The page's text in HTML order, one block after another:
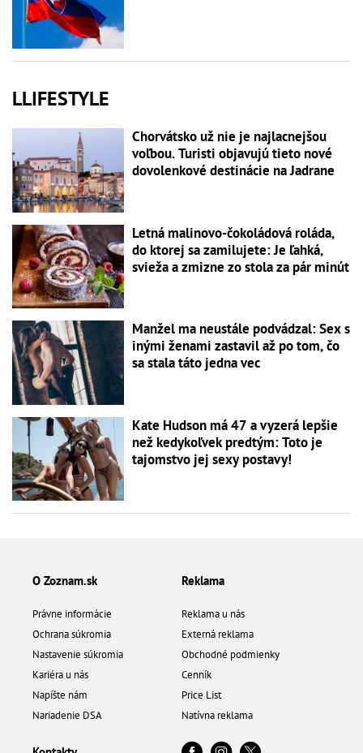
LLIFESTYLE
Chorvátsko už nie je najlacnejšou
voľbou. Turisti objavujú tieto nové
dovolenkové destinácie na Jadrane
Letná malinovo-čokoládová roláda,
do ktorej sa zamilujete: Je ľahká,
svieža a zmizne zo stola za pár minút
Manžel ma neustále podvádzal: Sex s
inými ženami zastavil až po tom, čo
sa stala táto jedna vec
Kate Hudson má 47 a vyzerá lepšie
než kedykoľvek predtým: Toto je
tajomstvo jej sexy postavy!
O Zoznam.sk
Právne informácie
Ochrana súkromia
Nastavenie súkromia
Kariéra u nás
Napíšte nám
Nariadenie DSA
Reklama
Reklama u nás
Externá reklama
Obchodné podmienky
Cenník
Price List
Natívna reklama